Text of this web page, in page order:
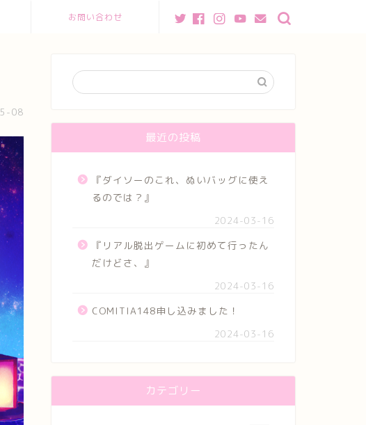
お問い合わせ
08
最近の投稿
『ダイソーのこれ、ぬいバッグに使え
るのでは？』
2024-03-16
『リアル脱出ゲームに初めて行ったん
だけどさ、』
2024-03-16
COMITIA148申し込みました！
2024-03-16
カテゴリー